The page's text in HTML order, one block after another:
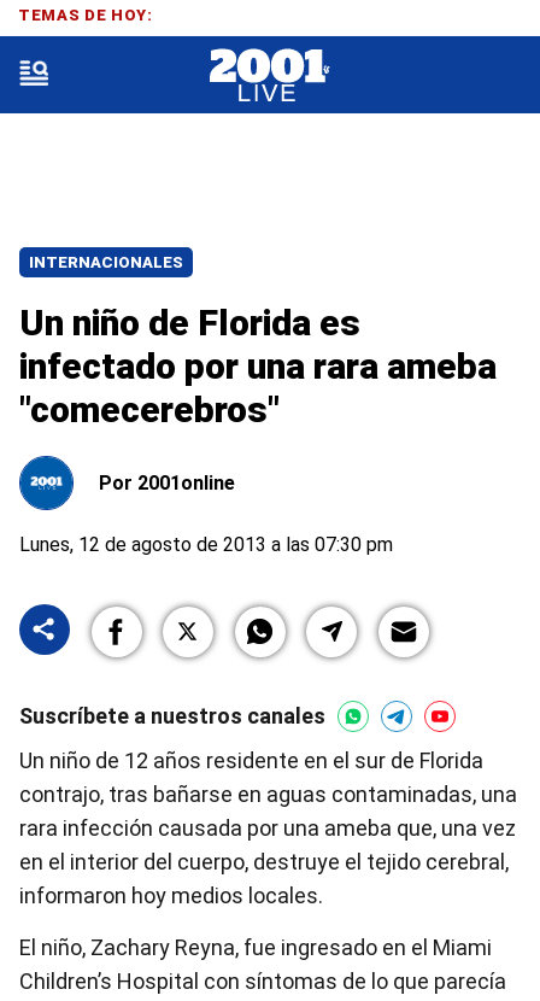
INTERNACIONALES
Un niño de Florida es
infectado por una rara ameba
"comecerebros"
Por 2001online
Lunes, 12 de agosto de 2013 a las 07:30 pm
Suscríbete a nuestros canales
Un niño de 12 años residente en el sur de Florida
contrajo, tras bañarse en aguas contaminadas, una
rara infección causada por una ameba que, una vez
en el interior del cuerpo, destruye el tejido cerebral,
informaron hoy medios locales.
El niño, Zachary Reyna, fue ingresado en el Miami
Children’s Hospital con síntomas de lo que parecía
TEMAS DE HOY: